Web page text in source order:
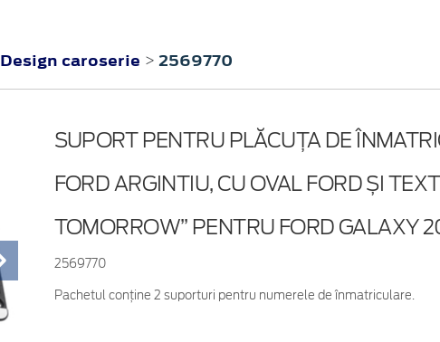
Design caroserie > 2569770
SUPORT PENTRU PLĂCUȚA DE
FORD ARGINTIU, CU OVAL FORD ȘI
TOMORROW” PENTRU FORD GALAXY
2569770
Pachetul conține 2 suporturi pentru numerele de înmatriculare.